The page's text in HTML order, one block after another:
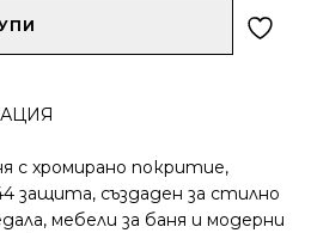
с хромирано покритие,
защита, създаден за стилно
мебели за баня и модерни